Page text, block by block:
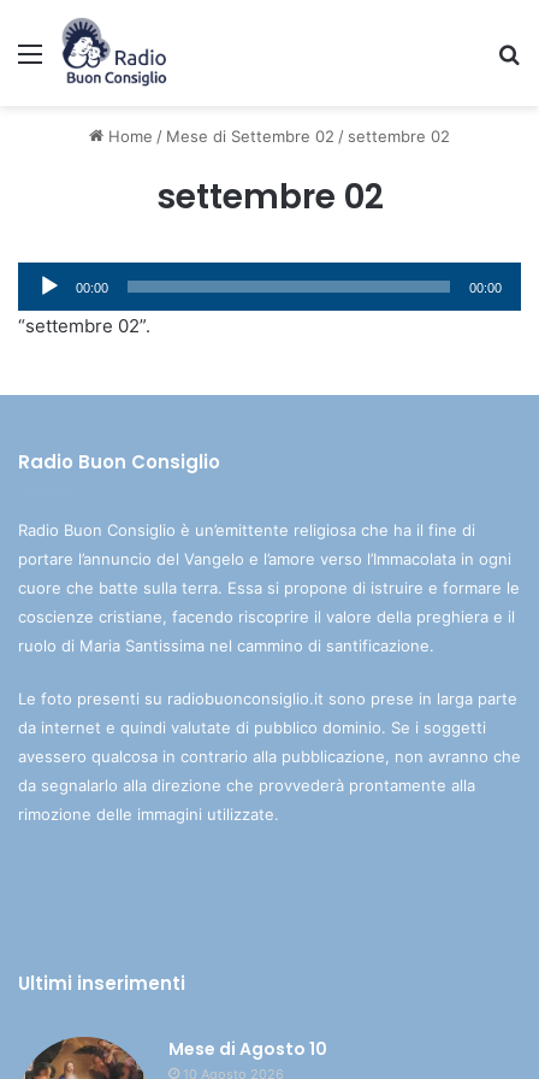
Menu
Home / Mese di Settembre 02 / settembre 02
settembre 02
Audio
Player
00:00 00:00
“settembre 02”.
Radio Buon Consiglio
Radio Buon Consiglio è un’emittente religiosa che ha il fine di
portare l’annuncio del Vangelo e l’amore verso l’Immacolata in ogni
cuore che batte sulla terra. Essa si propone di istruire e formare le
coscienze cristiane, facendo riscoprire il valore della preghiera e il
ruolo di Maria Santissima nel cammino di santificazione.
Le foto presenti su radiobuonconsiglio.it sono prese in larga parte
da internet e quindi valutate di pubblico dominio. Se i soggetti
avessero qualcosa in contrario alla pubblicazione, non avranno che
da segnalarlo alla direzione che provvederà prontamente alla
rimozione delle immagini utilizzate.
Ultimi inserimenti
Mese di Agosto 10
10 Agosto 2026